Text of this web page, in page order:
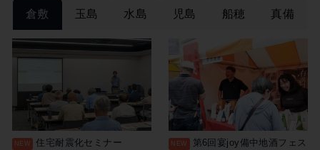
倉敷 玉島 水島 児島 船穂 真備
住宅耐震化セミナー 第6回宴joy備中地酒フェス